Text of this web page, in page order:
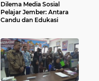
Dilema Media Sosial
Pelajar Jember: Antara
Candu dan Edukasi